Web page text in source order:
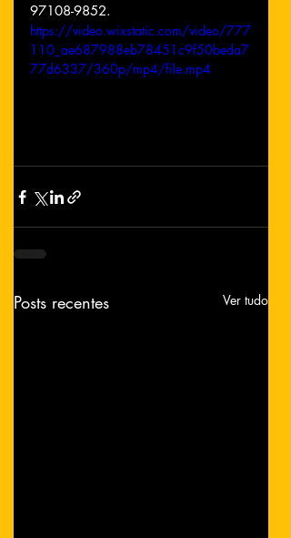
97108-9852.
https://video.wixstatic.com/video/777
110_ae687988eb78451c9f50beda7
77d6337/360p/mp4/file.mp4
Posts recentes Ver tudo